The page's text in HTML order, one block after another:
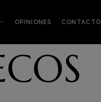
OPINIONES CONTACTO